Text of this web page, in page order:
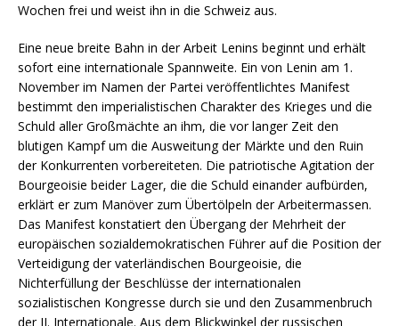
Wochen frei und weist ihn in die Schweiz aus.
Eine neue breite Bahn in der Arbeit Lenins beginnt und erhält
sofort eine internationale Spannweite. Ein von Lenin am 1.
November im Namen der Partei veröffentlichtes Manifest
bestimmt den imperialistischen Charakter des Krieges und die
Schuld aller Großmächte an ihm, die vor langer Zeit den
blutigen Kampf um die Ausweitung der Märkte und den Ruin
der Konkurrenten vorbereiteten. Die patriotische Agitation der
Bourgeoisie beider Lager, die die Schuld einander aufbürden,
erklärt er zum Manöver zum Übertölpeln der Arbeitermassen.
Das Manifest konstatiert den Übergang der Mehrheit der
europäischen sozialdemokratischen Führer auf die Position der
Verteidigung der vaterländischen Bourgeoisie, die
Nichterfüllung der Beschlüsse der internationalen
sozialistischen Kongresse durch sie und den Zusammenbruch
der II. Internationale. Aus dem Blickwinkel der russischen